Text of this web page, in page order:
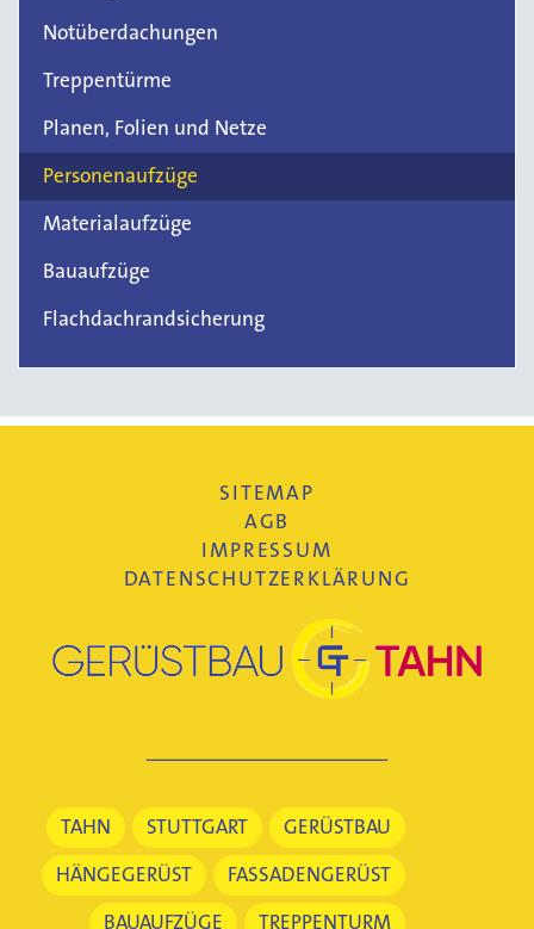
Notüberdachungen
Treppentürme
Planen, Folien und Netze
Personenaufzüge
Materialaufzüge
Bauaufzüge
Flachdachrandsicherung
SITEMAP
AGB
IMPRESSUM
DATENSCHUTZERKLÄRUNG
GERÜSTBAU
STUTTGART
TAHN
FASSADENGERÜST
HÄNGEGERÜST
TREPPENTURM
BAUAUFZÜGE